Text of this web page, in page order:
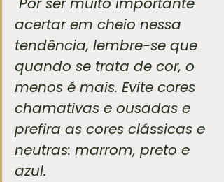
acertar em cheio nessa
tendência, lembre-se que
quando se trata de cor, o
menos é mais. Evite cores
chamativas e ousadas e
prefira as cores clássicas e
neutras: marrom, preto e
azul.